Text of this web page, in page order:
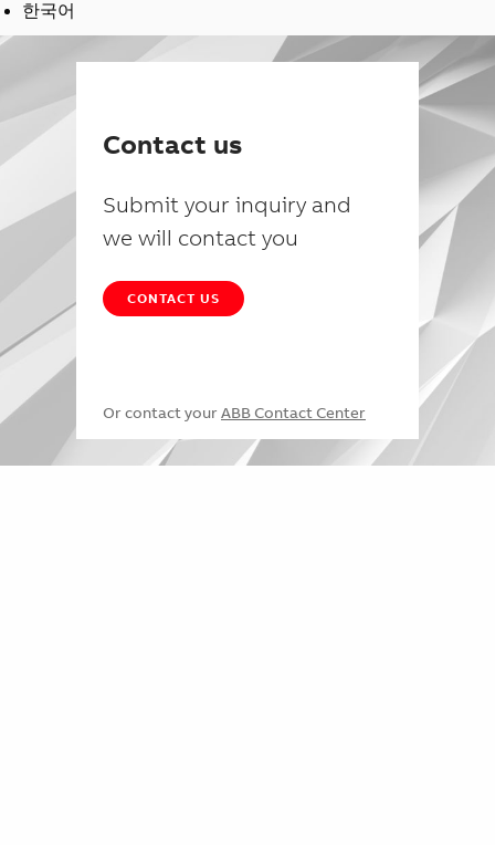
한국어
Contact us
Submit your inquiry and
we will contact you
CONTACT US
Or contact your ABB Contact Center